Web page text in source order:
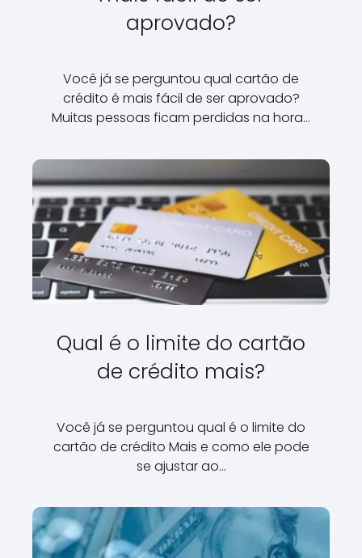
aprovado?
Você já se perguntou qual cartão de
crédito é mais fácil de ser aprovado?
Muitas pessoas ficam perdidas na hora…
Qual é o limite do cartão
de crédito mais?
Você já se perguntou qual é o limite do
cartão de crédito Mais e como ele pode
se ajustar ao…